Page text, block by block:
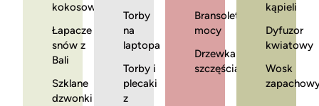
kokosowe
Łapacze
snów z
Bali
Szklane
dzwonki
Torby
na
laptopa
Torby i
plecaki
z
Bransoletki
mocy
Drzewka
szczęścia
kąpieli
Dyfuzor
kwiatowy
Wosk